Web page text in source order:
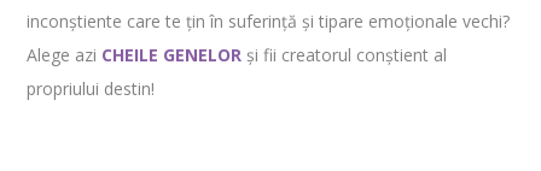
inconștiente care te țin în suferință și tipare emoționale vechi?
Alege azi CHEILE GENELOR și fii creatorul conștient al
propriului destin!